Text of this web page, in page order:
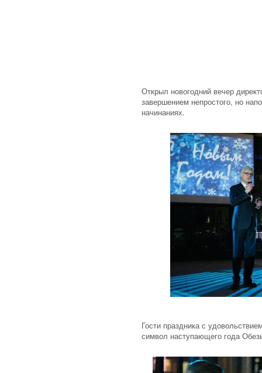
Открыл новогодний вечер
завершением непростого, но
начинаниях.
Гости праздника с
символ наступающего года